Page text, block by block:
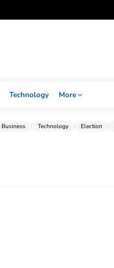
Technology More
Business Technology Election